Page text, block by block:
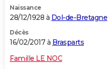
Naissance
28/12/1928 à Dol-de-Bretagne
Décès
16/02/2017 à Brasparts
Famille LE NOC